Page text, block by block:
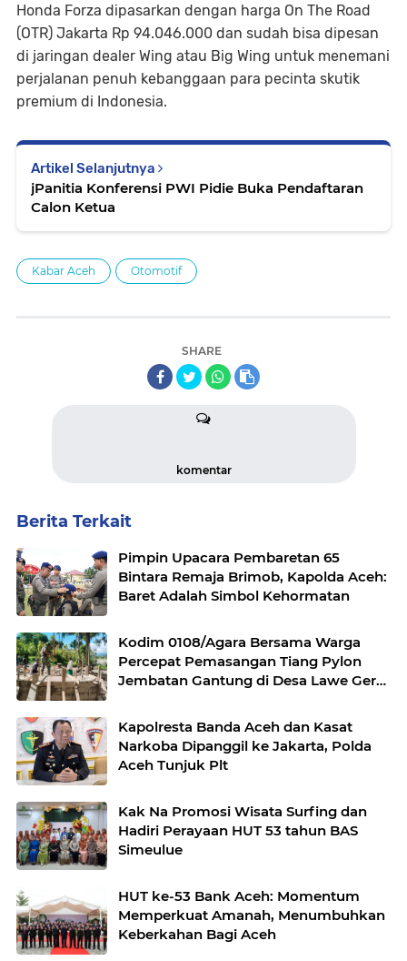
Honda Forza dipasarkan dengan harga On The Road
(OTR) Jakarta Rp 94.046.000 dan sudah bisa dipesan
di jaringan dealer Wing atau Big Wing untuk menemani
perjalanan penuh kebanggaan para pecinta skutik
premium di Indonesia.
Artikel Selanjutnya
jPanitia Konferensi PWI Pidie Buka Pendaftaran
Calon Ketua
Kabar Aceh Otomotif
SHARE
komentar
Berita Terkait
Pimpin Upacara Pembaretan 65
Bintara Remaja Brimob, Kapolda Aceh:
Baret Adalah Simbol Kehormatan
Kodim 0108/Agara Bersama Warga
Percepat Pemasangan Tiang Pylon
Jembatan Gantung di Desa Lawe Ger-
Kapolresta Banda Aceh dan Kasat
Narkoba Dipanggil ke Jakarta, Polda
Aceh Tunjuk Plt
Kak Na Promosi Wisata Surfing dan
Hadiri Perayaan HUT 53 tahun BAS
Simeulue
HUT ke-53 Bank Aceh: Momentum
Memperkuat Amanah, Menumbuhkan
Keberkahan Bagi Aceh